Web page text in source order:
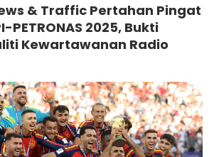
& Traffic Pertahan Pingat
PETRONAS 2025, Bukti
Kewartawanan Radio